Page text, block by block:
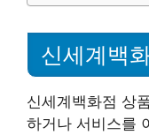
신세계백
신세계백화점 상
하거나 서비스를